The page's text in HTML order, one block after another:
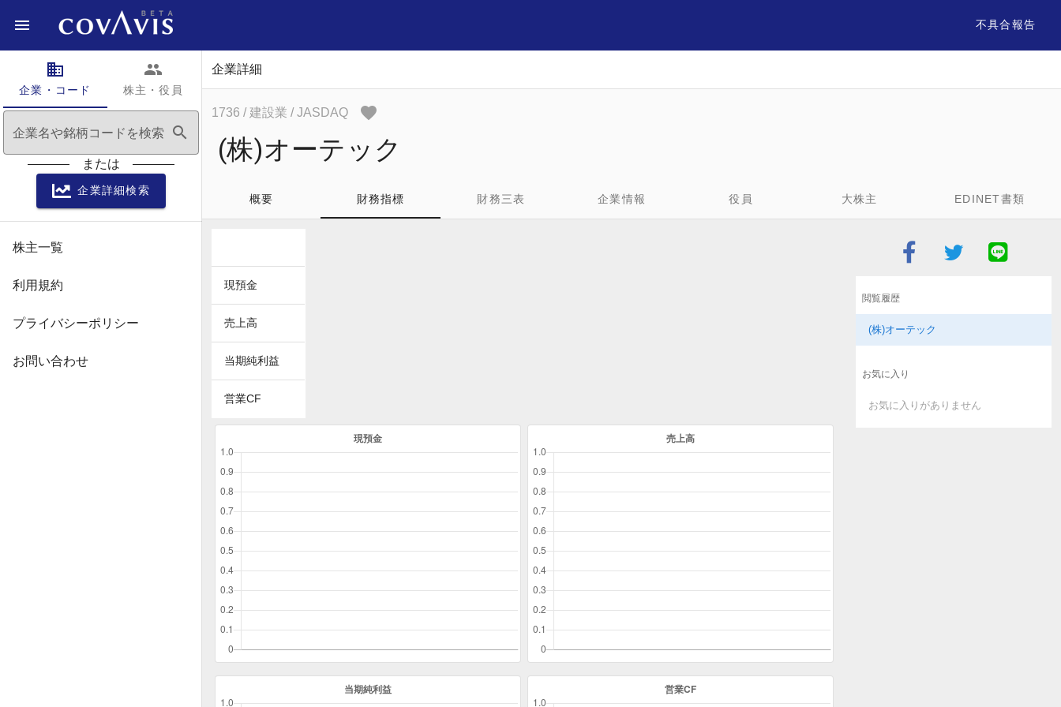
企業・コード
domain
株主・役員
people
企業名や銘柄コードを検索 search
または
企業詳細検索
株主一覧
利用規約
プライバシーポリシー
お問い合わせ
不具合報告
企業詳細
1736 / 建設業 / JASDAQ
(株)オーテック
概要 財務指標 財務三表 企業情報 役員 大株主 EDINET書類
現預金
売上高
当期純利益
営業CF
閲覧履歴
(株)オーテック
お気に入り
お気に入りがありません